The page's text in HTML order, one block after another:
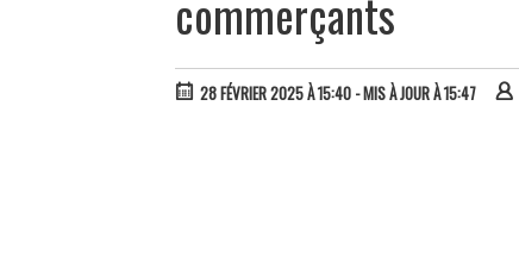
commerçants
28 FÉVRIER 2025 À 15:40 - MIS À JOUR À 15:47